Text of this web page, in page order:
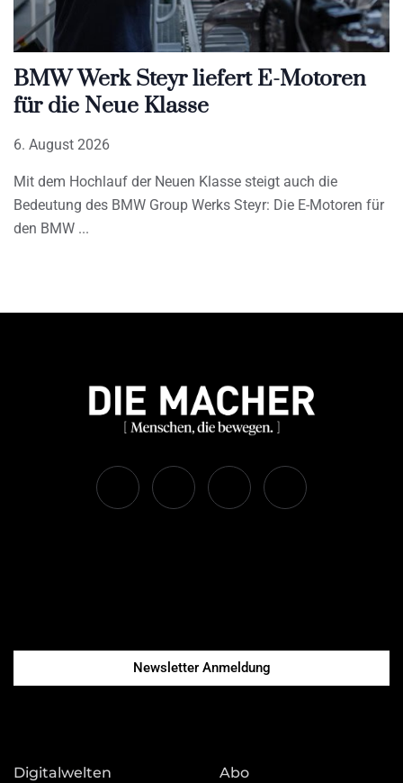
BMW Werk Steyr liefert E-Motoren
für die Neue Klasse
6. August 2026
Mit dem Hochlauf der Neuen Klasse steigt auch die
Bedeutung des BMW Group Werks Steyr: Die E-Motoren für
den BMW
Newsletter Anmeldung
Digitalwelten
Abo